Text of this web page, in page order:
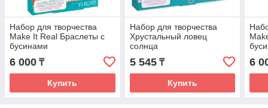
Набор для творчества
Make It Real Браслеты с
бусинами
6 000 ₸
Купить
Набор для творчества
Хрустальный ловец
солнца
5 545₸
Купить
6